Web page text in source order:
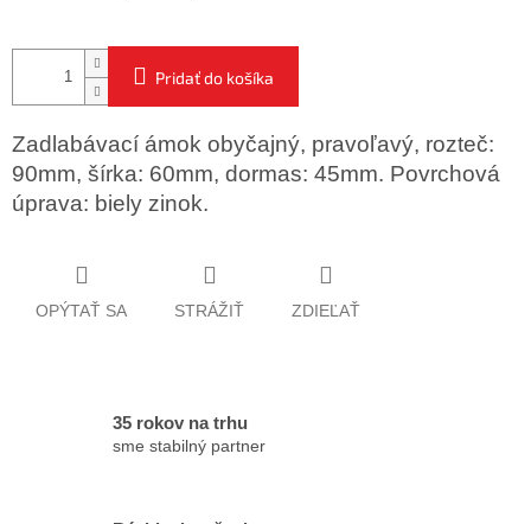
Pridať do košíka
Zadlabávací ámok obyčajný, pravoľavý, rozteč:
90mm, šírka: 60mm, dormas: 45mm. Povrchová
úprava: biely zinok.
OPÝTAŤ SA STRÁŽIŤ ZDIEĽAŤ
35 rokov na trhu
sme stabilný partner